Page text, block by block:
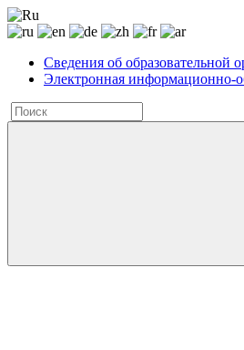
Сведения об образовательной
Электронная информационно-